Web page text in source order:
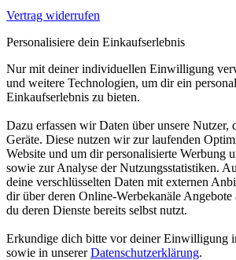
Vertrag widerrufen
Personalisiere dein Einkaufserlebnis
Nur mit deiner individuellen Einwilligung
und weitere Technologien, um dir ein
Einkaufserlebnis zu bieten.
Dazu erfassen wir Daten über unsere Nutzer,
Geräte. Diese nutzen wir zur laufenden
Website und um dir personalisierte Werbung
sowie zur Analyse der Nutzungsstatistiken.
deine verschlüsselten Daten mit externen
dir über deren Online-Werbekanäle Angebote
du deren Dienste bereits selbst nutzt.
Erkundige dich bitte vor deiner Einwilligung
sowie in unsererDatenschutzerklärung.